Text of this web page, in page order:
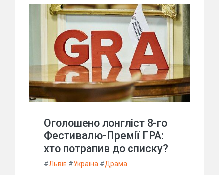
Оголошено лонгліст 8-го
Фестивалю-Премії ГРА:
хто потрапив до списку?
#Львів #Україна #Драма